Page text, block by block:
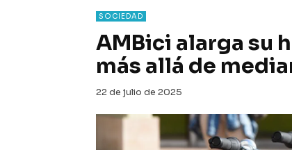
SOCIEDAD
AMBici alarga su
más allá de
22 de julio de 2025